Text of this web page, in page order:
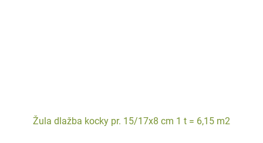
Žula dlažba kocky pr. 15/17x8 cm 1 t = 6,15 m2